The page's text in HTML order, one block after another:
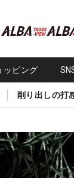
ッピング
削り出しの打